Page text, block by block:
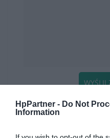
HpPartner - Do Not
Information
KATEGORIE
WYŚLIJ